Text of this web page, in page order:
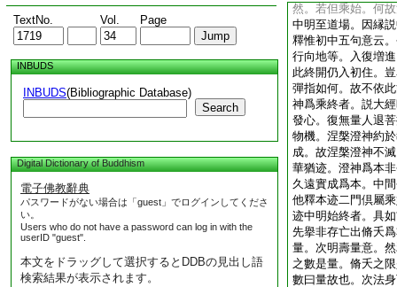
TextNo. Vol. Page
INBUDS
INBUDS(Bibliographic Database)
Search
Digital Dictionary of Buddhism
電子佛教辭典
パスワードがない場合は「guest」でログインしてくださ
い。
Users who do not have a password can log in with the
userID "guest".
本文をドラッグして選択するとDDBの見出し語
検索結果が表示されます。
然。若但乘始。何
中明至道場。因縁
釋惟初中五句意云
行向地等。入復増
此終開仍入初住。
彈指如何。故不依
神爲乘終者。説大
發心。復無量人退
物機。涅槃澄神約
成。故涅槃澄神不
華猶迹。澄神爲本
久遠實成爲本。中
他釋本迹二門倶屬
迹中明始終者。具
先擧非存亡出脩夭
量。次明壽量意。
之數是量。脩夭之
數曰量故也。次法